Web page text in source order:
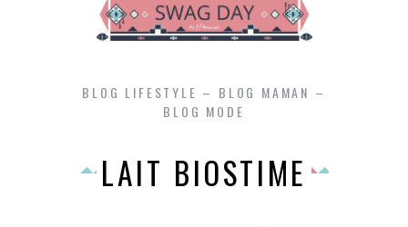
BLOG LIFESTYLE – BLOG MAMAN –
BLOG MODE
LAIT BIOSTIME